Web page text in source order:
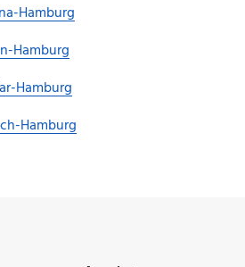
Hamburg
Hamburg
Hamburg
Hamburg